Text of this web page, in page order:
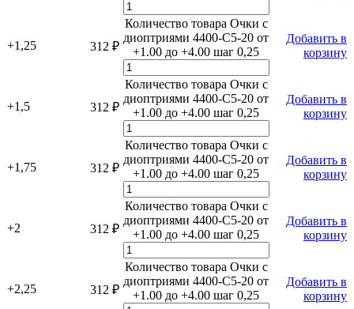
+1,25 312 ₽
Количество товара Очки с
диоптриями 4400-C5-20 от
+1.00 до +4.00 шаг 0,25
Добавить в
корзину
+1,5 312 ₽
Количество товара Очки с
диоптриями 4400-C5-20 от
+1.00 до +4.00 шаг 0,25
Добавить в
корзину
+1,75 312 ₽
Количество товара Очки с
диоптриями 4400-C5-20 от
+1.00 до +4.00 шаг 0,25
Добавить в
корзину
+2 312 ₽
Количество товара Очки с
диоптриями 4400-C5-20 от
+1.00 до +4.00 шаг 0,25
Добавить в
корзину
+2,25 312 ₽
Количество товара Очки с
диоптриями 4400-C5-20 от
+1.00 до +4.00 шаг 0,25
Добавить в
корзину